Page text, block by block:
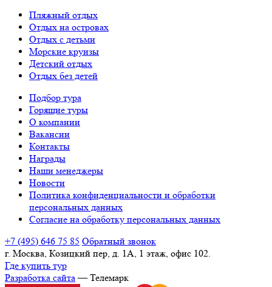
Пляжный отдых
Отдых на островах
Отдых с детьми
Морские круизы
Детский отдых
Отдых без детей
Подбор тура
Горящие туры
О компании
Вакансии
Контакты
Награды
Наши менеджеры
Новости
Политика конфиденциальности и обработки
персональных данных
Согласие на обработку персональных данных
+7 (495) 646 75 85 Обратный звонок
г. Москва, Козицкий пер, д. 1А, 1 этаж, офис 102.
Где купить тур
Разработка сайта— Телемарк